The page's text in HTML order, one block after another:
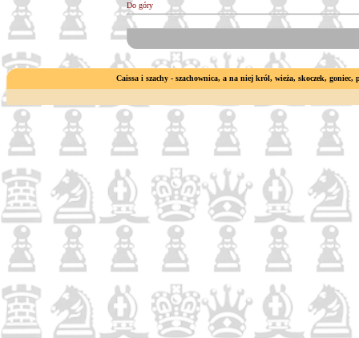
Do góry
Caissa i szachy - szachownica, a na niej król, wieża, skoczek,